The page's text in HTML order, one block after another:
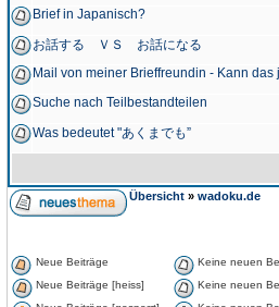
Brief in Japanisch?
お話する ＶＳ お話になる
Mail von meiner Brieffreundin - Kann
Suche nach Teilbestandteilen
Was bedeutet "あくまでも”
Übersicht » wadoku.de
Neue Beiträge
Keine neuen
Neue Beiträge [heiss]
Keine neuen